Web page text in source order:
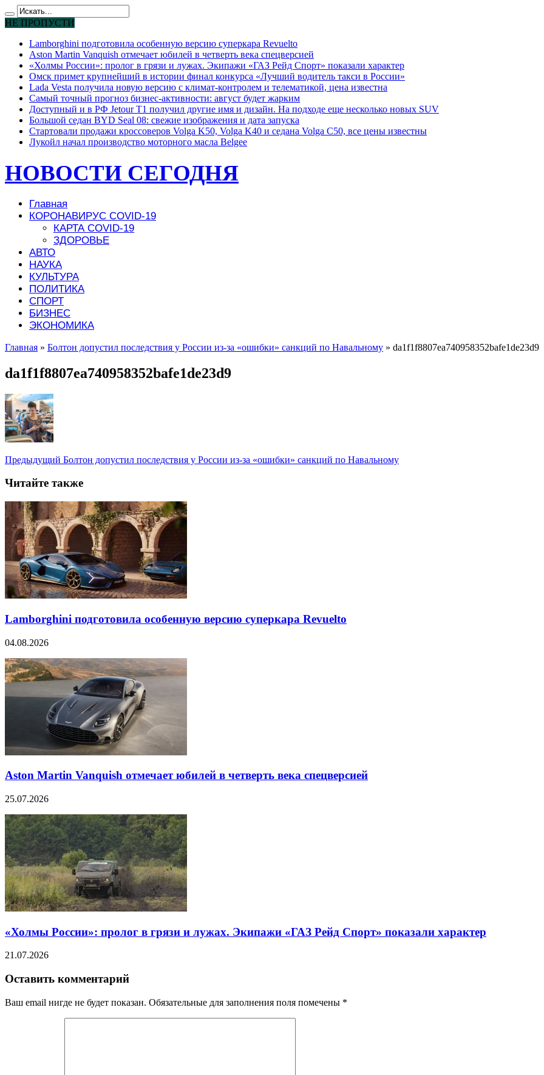
НЕ ПРОПУСТИ
Lamborghini подготовила особенную версию суперкара Revuelto
Aston Martin Vanquish отмечает юбилей в четверть века спецверсией
«Холмы России»: пролог в грязи и лужах. Экипажи «ГАЗ Рейд Спорт» показали характер
Омск примет крупнейший в истории финал конкурса «Лучший водитель такси в России»
Lada Vesta получила новую версию с климат-контролем и телематикой, цена известна
Самый точный прогноз бизнес-активности: август будет жарким
Доступный и в РФ Jetour T1 получил другие имя и дизайн. На подходе еще несколько новых SUV
Большой седан BYD Seal 08: свежие изображения и дата запуска
Стартовали продажи кроссоверов Volga K50, Volga K40 и седана Volga C50, все цены известны
Лукойл начал производство моторного масла Belgee
НОВОСТИ СЕГОДНЯ
Главная
КОРОНАВИРУС COVID-19
КАРТА COVID-19
ЗДОРОВЬЕ
АВТО
НАУКА
КУЛЬТУРА
ПОЛИТИКА
СПОРТ
БИЗНЕС
ЭКОНОМИКА
Главная » Болтон допустил последствия у России из-за «ошибки» санкций по Навальному » da1f1f8807ea740958352bafe1de23d9
da1f1f8807ea740958352bafe1de23d9
Предыдущий Болтон допустил последствия у России из-за «ошибки» санкций по Навальному
Читайте также
Lamborghini подготовила особенную версию суперкара Revuelto
04.08.2026
Aston Martin Vanquish отмечает юбилей в четверть века спецверсией
25.07.2026
«Холмы России»: пролог в грязи и лужах. Экипажи «ГАЗ Рейд Спорт» показали характер
21.07.2026
Оставить комментарий
Ваш email нигде не будет показан. Обязательные для заполнения поля помечены *